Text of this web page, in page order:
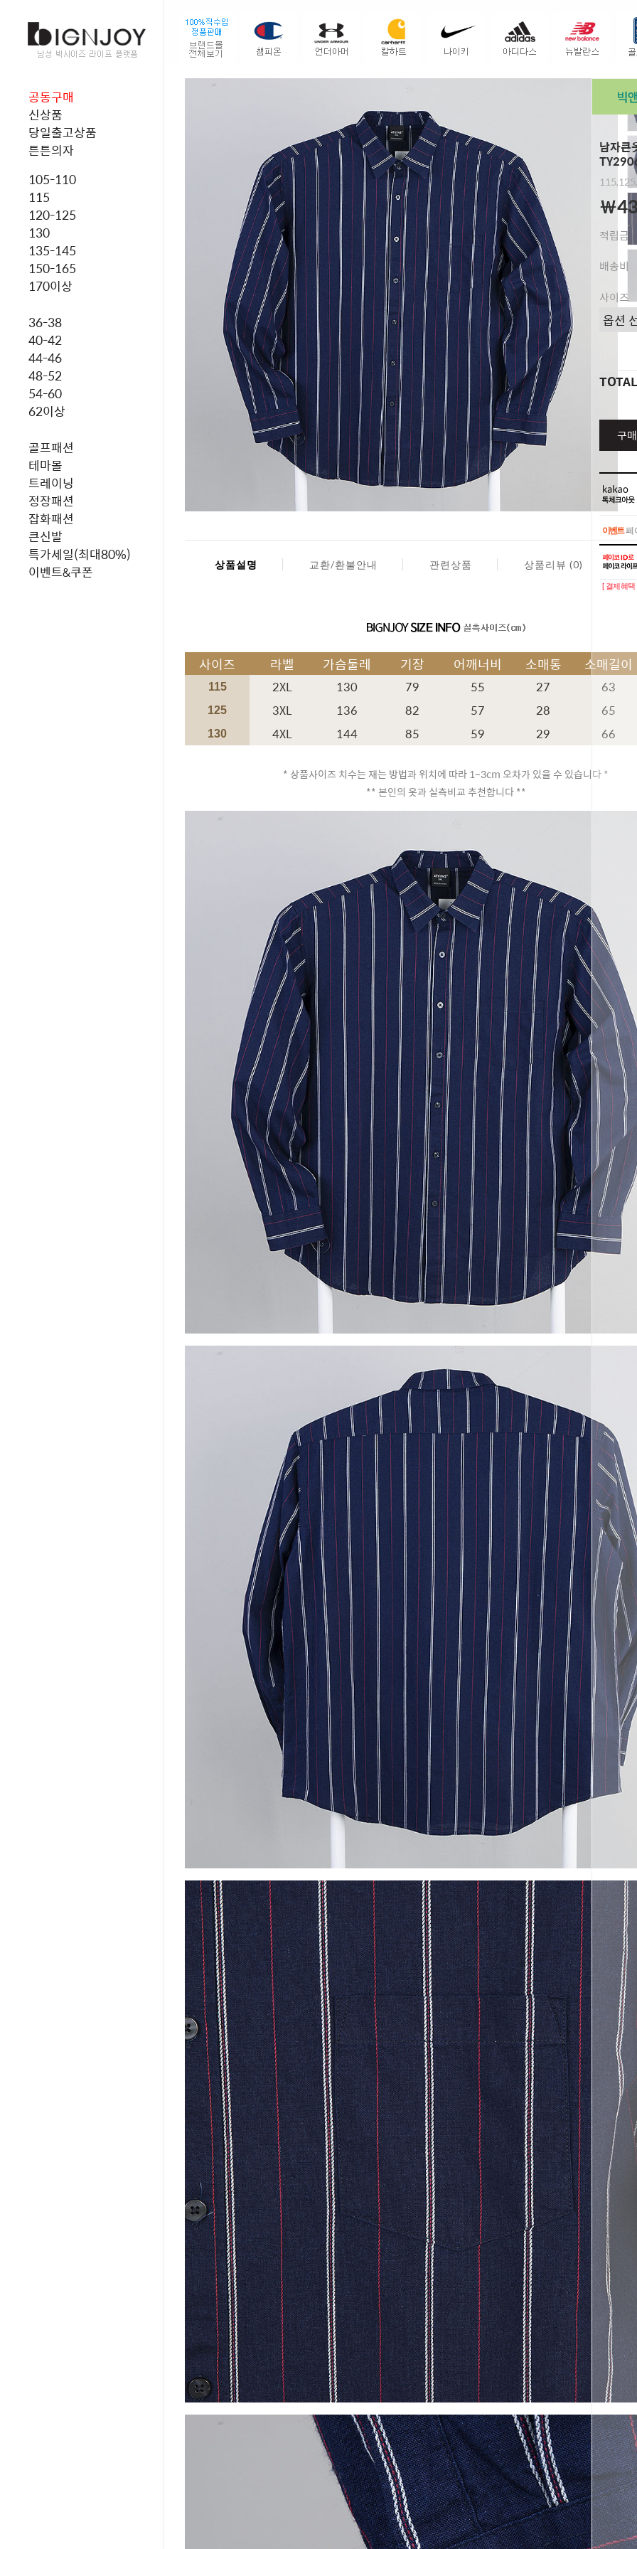
공동구매
신상품
당일출고상품
튼튼의자
105-110
115
120-125
130
135-145
150-165
170이상
36-38
40-42
44-46
48-52
54-60
62이상
골프패션
테마몰
트레이닝
정장패션
잡화패션
큰신발
특가세일(최대80%)
이벤트&쿠폰
남자큰
￦
적립금
배송비
사이즈
TOTAL
구
이벤트페
이벤트페
코 라이프
[ 결제혜
상품설명 교환/환불안내 관련상품 상품리뷰 (0)
사이즈 라벨 가슴둘레 기장 어깨너비 소매통 소매길이
115 2XL 130 79 55 27 63
125 3XL 136 82 57 28 65
130 4XL 144 85 59 29 66
* 상품사이즈 치수는 재는 방법과 위치에 따라 1~3cm 오차가 있을 수 있습니다 *
** 본인의 옷과 실측비교 추천합니다 **